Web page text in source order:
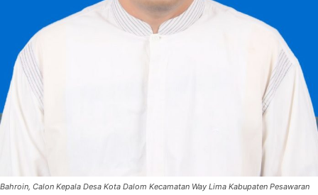
Bahroin, Calon Kepala Desa Kota Dalom Kecamatan Way Lima Kabupaten Pesawaran